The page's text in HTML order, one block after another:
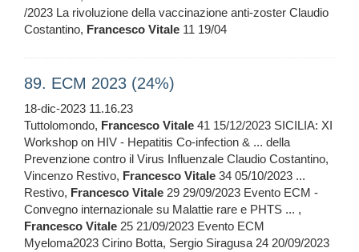
/2023 La rivoluzione della vaccinazione anti-zoster Claudio
Costantino, Francesco Vitale 11 19/04
89. ECM 2023 (24%)
18-dic-2023 11.16.23
Tuttolomondo, Francesco Vitale 41 15/12/2023 SICILIA: XI
Workshop on HIV - Hepatitis Co-infection & ... della
Prevenzione contro il Virus Influenzale Claudio Costantino,
Vincenzo Restivo, Francesco Vitale 34 05/10/2023 ...
Restivo, Francesco Vitale 29 29/09/2023 Evento ECM -
Convegno internazionale su Malattie rare e PHTS ... ,
Francesco Vitale 25 21/09/2023 Evento ECM
Myeloma2023 Cirino Botta, Sergio Siragusa 24 20/09/2023